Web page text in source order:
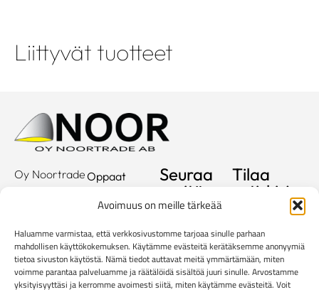
Avoimuus on meille tärkeää
Haluamme varmistaa, että verkkosivustomme tarjoaa sinulle parhaan
mahdollisen käyttökokemuksen. Käytämme evästeitä kerätäksemme anonyymiä
tietoa sivuston käytöstä. Nämä tiedot auttavat meitä ymmärtämään, miten
voimme parantaa palveluamme ja räätälöidä sisältöä juuri sinulle. Arvostamme
yksityisyyttäsi ja kerromme avoimesti siitä, miten käytämme evästeitä. Voit
Liittyvät tuotteet
Oy Noortrade
Hallimestarinkatu
20780
Kaarina
info@noortrade.fi
Oppaat
Kuvastot
Showroom
Yritys
Seuraa
meitä
Tilaa
uutiskirje